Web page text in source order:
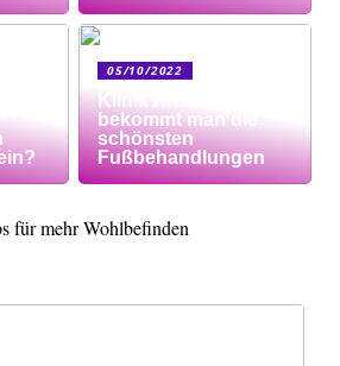
05/10/2022
Klinik AK: Hier
bekommt man die
schönsten
Fußbehandlungen
für mehr Wohlbefinden